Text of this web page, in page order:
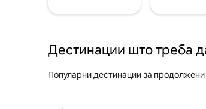
Дестинации што треба
Популарни дестинации за